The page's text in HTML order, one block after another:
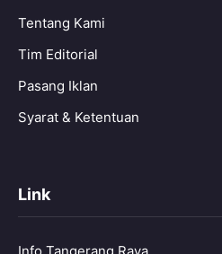
Tentang Kami
Tim Editorial
Pasang Iklan
Syarat & Ketentuan
Link